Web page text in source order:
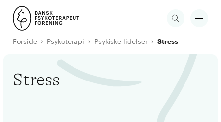
Forside Psykoterapi Psykiske lidelser Stress
Stress